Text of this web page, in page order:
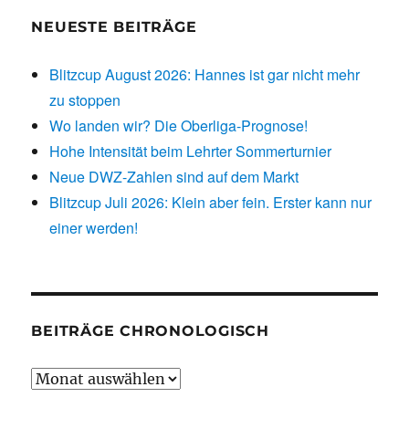
NEUESTE BEITRÄGE
Blitzcup August 2026: Hannes ist gar nicht mehr
zu stoppen
Wo landen wir? Die Oberliga-Prognose!
Hohe Intensität beim Lehrter Sommerturnier
Neue DWZ-Zahlen sind auf dem Markt
Blitzcup Juli 2026: Klein aber fein. Erster kann nur
einer werden!
BEITRÄGE CHRONOLOGISCH
Beiträge